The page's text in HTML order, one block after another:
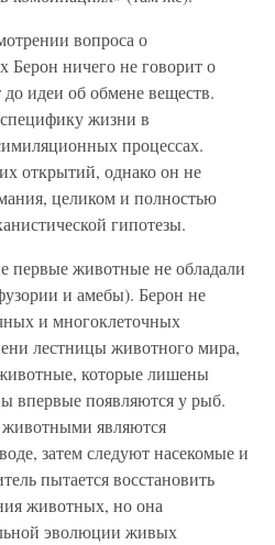
вопроса о
ничего не говорит о
идеи об обмене веществ.
жизни в
процессах.
открытий, однако он не
целиком и полностью
гипотезы.
животные не обладали
и амебы). Берон не
и многоклеточных
лестницы животного мира,
которые лишены
впервые появляются у рыб.
являются
затем следуют насекомые и
пытается восстановить
животных, но она
эволюции живых